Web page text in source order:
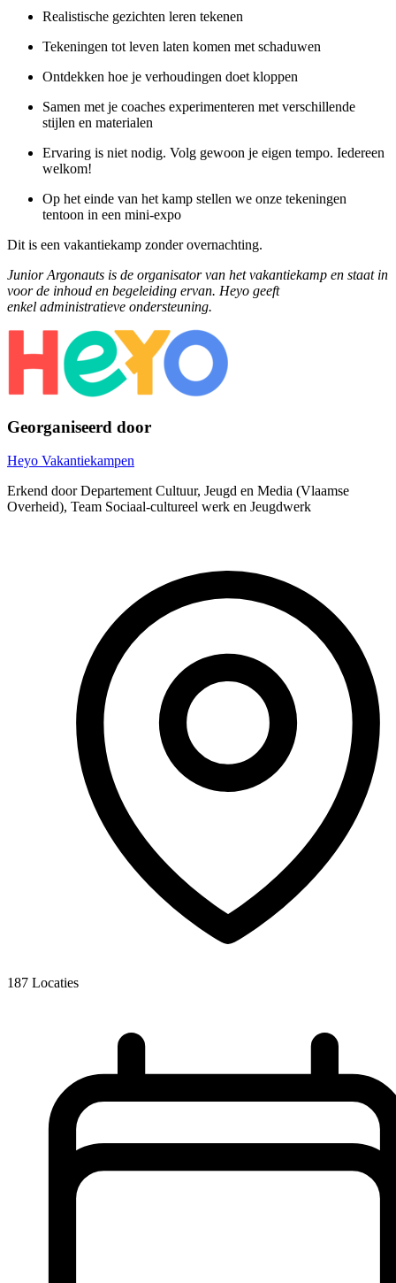
Realistische gezichten leren tekenen
Tekeningen tot leven laten komen met schaduwen
Ontdekken hoe je verhoudingen doet kloppen
Samen met je coaches experimenteren met verschillende
stijlen en materialen
Ervaring is niet nodig. Volg gewoon je eigen tempo. Iedereen
welkom!
Op het einde van het kamp stellen we onze tekeningen
tentoon in een mini-expo
Dit is een vakantiekamp zonder overnachting.
Junior Argonauts is de organisator van het vakantiekamp en staat in
voor de inhoud en begeleiding ervan. Heyo geeft
enkel administratieve ondersteuning.
Georganiseerd door
Heyo Vakantiekampen
Erkend door Departement Cultuur, Jeugd en Media (Vlaamse
Overheid), Team Sociaal-cultureel werk en Jeugdwerk
187 Locaties